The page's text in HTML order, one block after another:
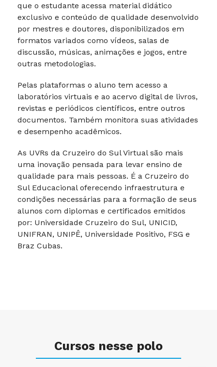
que o estudante acessa material didático
exclusivo e conteúdo de qualidade desenvolvido
por mestres e doutores, disponibilizados em
formatos variados como vídeos, salas de
discussão, músicas, animações e jogos, entre
outras metodologias.
Pelas plataformas o aluno tem acesso a
laboratórios virtuais e ao acervo digital de livros,
revistas e periódicos científicos, entre outros
documentos. Também monitora suas atividades
e desempenho acadêmicos.
As UVRs da Cruzeiro do Sul Virtual são mais
uma inovação pensada para levar ensino de
qualidade para mais pessoas. É a Cruzeiro do
Sul Educacional oferecendo infraestrutura e
condições necessárias para a formação de seus
alunos com diplomas e certificados emitidos
por: Universidade Cruzeiro do Sul, UNICID,
UNIFRAN, UNIPÊ, Universidade Positivo, FSG e
Braz Cubas.
Cursos nesse polo